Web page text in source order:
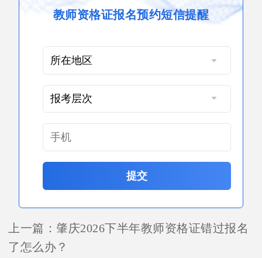
教师资格证报名预约短信提醒
提交
上一篇： 肇庆2026下半年教师资格证错过报名
了怎么办？